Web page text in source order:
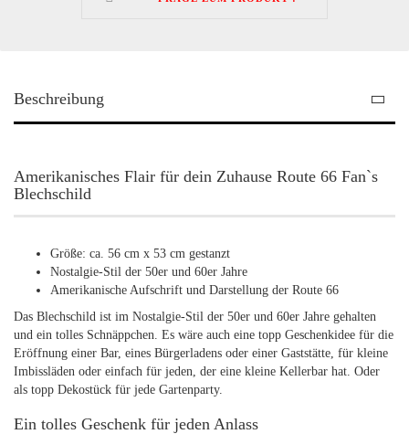
Beschreibung
Amerikanisches Flair für dein Zuhause Route 66 Fan`s
Blechschild
Größe: ca. 56 cm x 53 cm gestanzt
Nostalgie-Stil der 50er und 60er Jahre
Amerikanische Aufschrift und Darstellung der Route 66
Das Blechschild ist im Nostalgie-Stil der 50er und 60er Jahre gehalten
und ein tolles Schnäppchen. Es wäre auch eine topp Geschenkidee für die
Eröffnung einer Bar, eines Bürgerladens oder einer Gaststätte, für kleine
Imbissläden oder einfach für jeden, der eine kleine Kellerbar hat. Oder
als topp Dekostück für jede Gartenparty.
Ein tolles Geschenk für jeden Anlass